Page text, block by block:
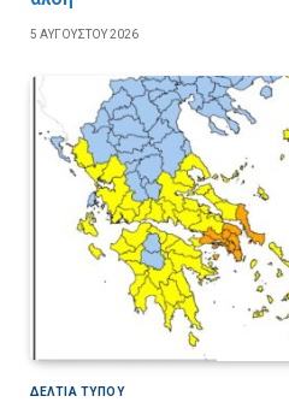
5 ΑΥΓΟΎΣΤΟΥ 2026
ΔΕΛΤΙΑ ΤΥΠΟΥ